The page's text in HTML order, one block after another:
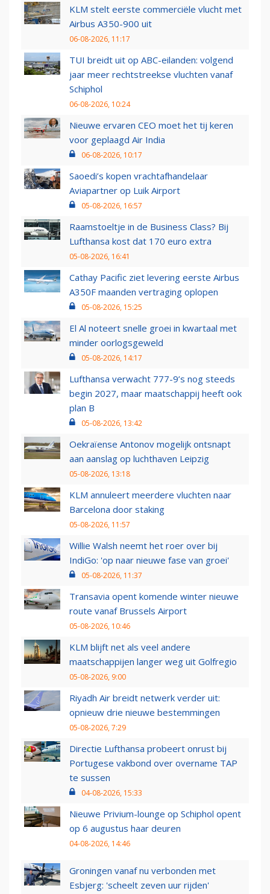
KLM stelt eerste commerciële vlucht met
Airbus A350-900 uit
06-08-2026, 11:17
TUI breidt uit op ABC-eilanden: volgend
jaar meer rechtstreekse vluchten vanaf
Schiphol
06-08-2026, 10:24
Nieuwe ervaren CEO moet het tij keren
voor geplaagd Air India
06-08-2026, 10:17
Saoedi’s kopen vrachtafhandelaar
Aviapartner op Luik Airport
05-08-2026, 16:57
Raamstoeltje in de Business Class? Bij
Lufthansa kost dat 170 euro extra
05-08-2026, 16:41
Cathay Pacific ziet levering eerste Airbus
A350F maanden vertraging oplopen
05-08-2026, 15:25
El Al noteert snelle groei in kwartaal met
minder oorlogsgeweld
05-08-2026, 14:17
Lufthansa verwacht 777-9’s nog steeds
begin 2027, maar maatschappij heeft ook
plan B
05-08-2026, 13:42
Oekraïense Antonov mogelijk ontsnapt
aan aanslag op luchthaven Leipzig
05-08-2026, 13:18
KLM annuleert meerdere vluchten naar
Barcelona door staking
05-08-2026, 11:57
Willie Walsh neemt het roer over bij
IndiGo: 'op naar nieuwe fase van groei'
05-08-2026, 11:37
Transavia opent komende winter nieuwe
route vanaf Brussels Airport
05-08-2026, 10:46
KLM blijft net als veel andere
maatschappijen langer weg uit Golfregio
05-08-2026, 9:00
Riyadh Air breidt netwerk verder uit:
opnieuw drie nieuwe bestemmingen
05-08-2026, 7:29
Directie Lufthansa probeert onrust bij
Portugese vakbond over overname TAP
te sussen
04-08-2026, 15:33
Nieuwe Privium-lounge op Schiphol opent
op 6 augustus haar deuren
04-08-2026, 14:46
Groningen vanaf nu verbonden met
Esbjerg: 'scheelt zeven uur rijden'